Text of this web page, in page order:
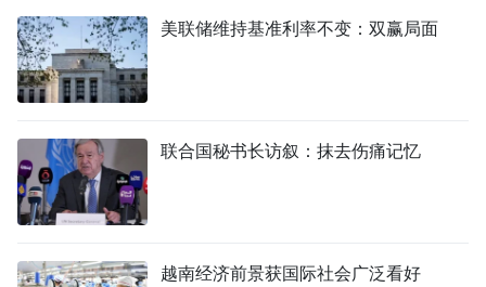
美联储维持基准利率不变：双赢局面
联合国秘书长访叙：抹去伤痛记忆
越南经济前景获国际社会广泛看好